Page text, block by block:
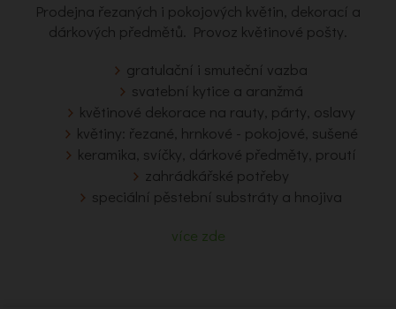
Prodejna řezaných i pokojových květin, dekorací a
dárkových předmětů. Provoz květinové pošty.
gratulační i smuteční vazba
svatební kytice a aranžmá
květinové dekorace na rauty, párty, oslavy
květiny: řezané, hrnkové - pokojové, sušené
keramika, svíčky, dárkové předměty, proutí
zahrádkářské potřeby
speciální pěstební substráty a hnojiva
více zde